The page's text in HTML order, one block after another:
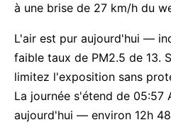
à une brise de 27 km/h du
L'air est pur aujourd'hui —
faible taux de PM2.5 de 13.
limitez l'exposition sans
La journée s'étend de 05:57
aujourd'hui — environ 12h